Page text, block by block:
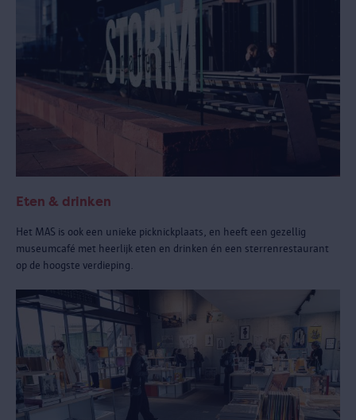
Eten & drinken
Het MAS is ook een unieke picknickplaats, en heeft een gezellig
museumcafé met heerlijk eten en drinken én een sterrenrestaurant
op de hoogste verdieping.